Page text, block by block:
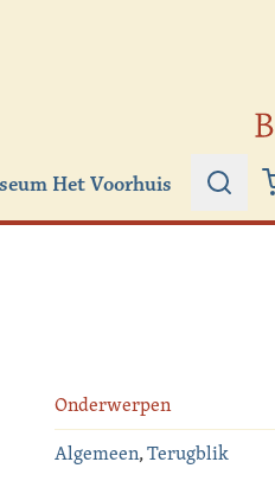
Het Voorhuis
Zoeken
Onderwerpen
Algemeen,Terugblik